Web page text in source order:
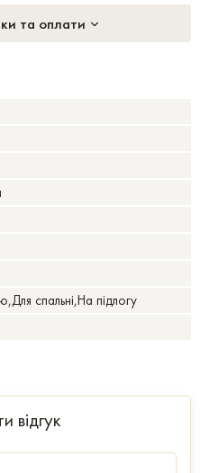
та оплати
спальні,На підлогу
відгук